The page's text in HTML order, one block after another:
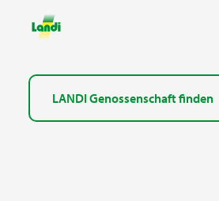
LANDI Genossenschaft finden